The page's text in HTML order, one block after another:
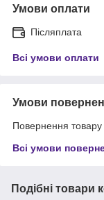
Умови оплати
Післяплата
Всі умови оплати
Умови
Повернення товару
Всі умови
Подібні товари